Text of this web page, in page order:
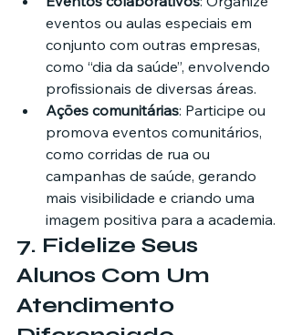
eventos ou aulas especiais em
conjunto com outras empresas,
como “dia da saúde”, envolvendo
profissionais de diversas áreas.
Ações comunitárias: Participe ou
promova eventos comunitários,
como corridas de rua ou
campanhas de saúde, gerando
mais visibilidade e criando uma
imagem positiva para a academia.
7. Fidelize Seus
Alunos Com Um
Atendimento